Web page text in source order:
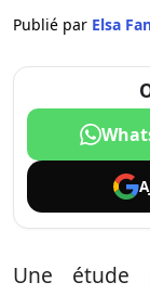
Publié par Elsa
Une étude